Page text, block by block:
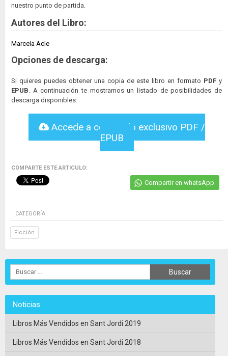
nuestro punto de partida.
Autores del Libro:
Marcela Acle
Opciones de descarga:
Si quieres puedes obtener una copia de este libro en formato PDF y
EPUB . A continuación te mostramos un listado de posibilidades de
descarga disponibles:
Accede a contenido exclusivo PDF /
EPUB
COMPARTE ESTE ARTICULO:
Compartir en whatsApp
CATEGORÍA:
Ficción
Noticias
Libros Más Vendidos en Sant Jordi 2019
Libros Más Vendidos en Sant Jordi 2018